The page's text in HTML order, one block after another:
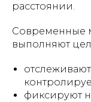
расстоянии.
Современные
выполняют
фиксируют